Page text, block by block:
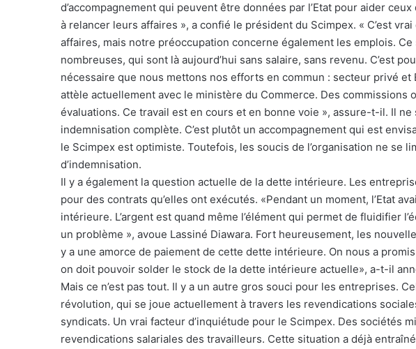
d’accompagnement qui peuvent être données par l’Etat pour aider
à relancer leurs affaires », a confié le président du Scimpex. « C’est vrai
affaires, mais notre préoccupation concerne également les emplois.
nombreuses, qui sont là aujourd’hui sans salaire, sans revenu. C’est
nécessaire que nous mettons nos efforts en commun : secteur privé et
attèle actuellement avec le ministère du Commerce. Des commissions
évaluations. Ce travail est en cours et en bonne voie », assure-t-il. Il ne
indemnisation complète. C’est plutôt un accompagnement qui est
le Scimpex est optimiste. Toutefois, les soucis de l’organisation ne se
d’indemnisation.
Il y a également la question actuelle de la dette intérieure. Les
pour des contrats qu’elles ont exécutés. «Pendant un moment, l’Etat
intérieure. L’argent est quand même l’élément qui permet de fluidifier
un problème », avoue Lassiné Diawara. Fort heureusement, les
y a une amorce de paiement de cette dette intérieure. On nous a
on doit pouvoir solder le stock de la dette intérieure actuelle», a-t-il
Mais ce n’est pas tout. Il y a un autre gros souci pour les entreprises.
révolution, qui se joue actuellement à travers les revendications
syndicats. Un vrai facteur d’inquiétude pour le Scimpex. Des sociétés
revendications salariales des travailleurs. Cette situation a déjà